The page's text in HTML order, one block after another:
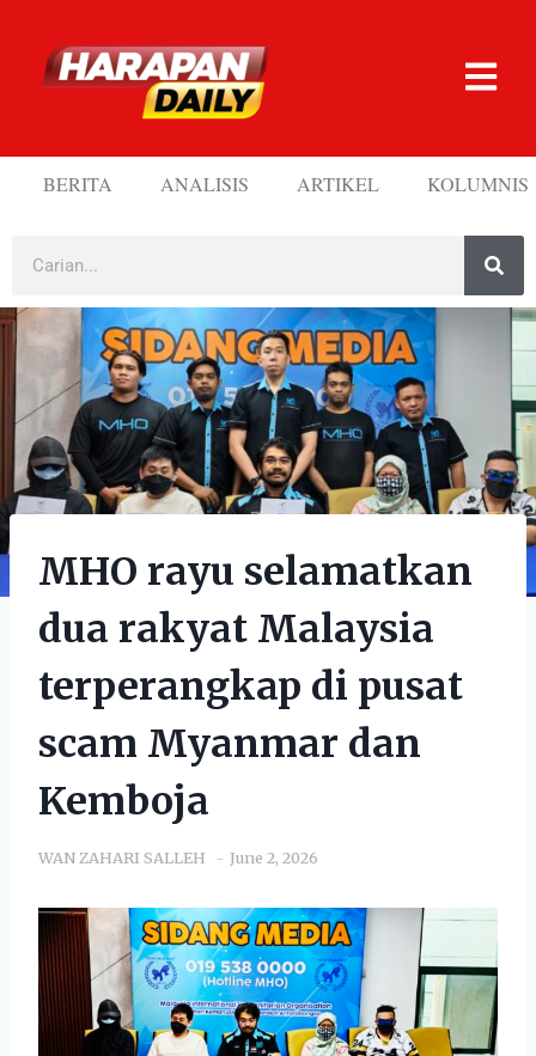
BERITA ANALISIS ARTIKEL KOLUMNIS
MHO rayu selamatkan
dua rakyat Malaysia
terperangkap di pusat
scam Myanmar dan
Kemboja
WAN ZAHARI SALLEH June 2, 2026